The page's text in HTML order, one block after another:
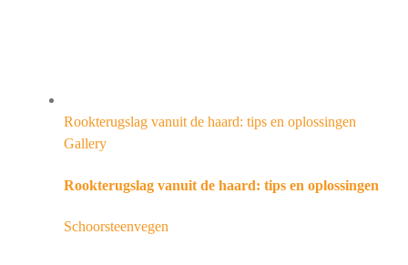
Rookterugslag vanuit de haard: tips en oplossingen
Gallery
Rookterugslag vanuit de haard: tips en oplossingen
Schoorsteenvegen